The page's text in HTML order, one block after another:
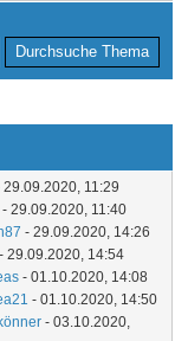
29.09.2020, 11:29
- 29.09.2020, 11:40
- 29.09.2020, 14:26
- 29.09.2020, 14:54
- 01.10.2020, 14:08
- 01.10.2020, 14:50
- 03.10.2020,